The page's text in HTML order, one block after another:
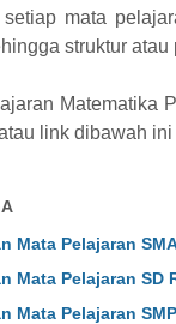
mata
struktur
Matematika
link dibawah ini
Mata Pelajaran
Mata Pelajaran SD
Mata Pelajaran